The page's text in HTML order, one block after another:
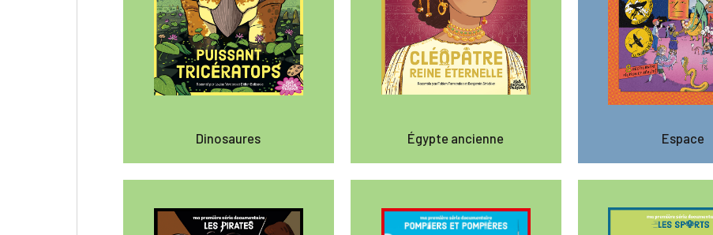
Dinosaures Égypte ancienne Espace